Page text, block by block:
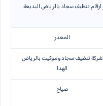
ارقام تنظيف سجاد بالرياض البديعة
المعذر
شركة تنظيف سجاد وموكيت بالرياض
الهدا
صياح